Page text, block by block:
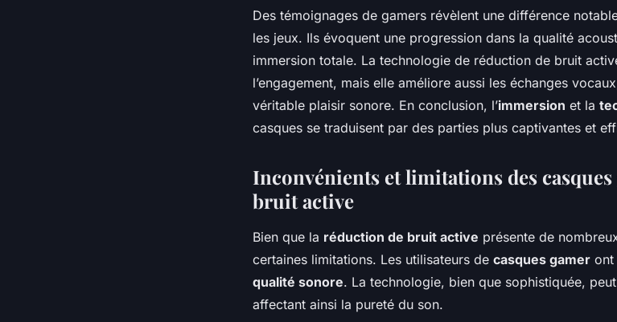
Des témoignages de gamers révèlent une différence
les jeux. Ils évoquent une progression dans la qualité
immersion totale. La technologie de réduction de bruit
l’engagement, mais elle améliore aussi les échanges
véritable plaisir sonore. En conclusion, l’immersion et la
casques se traduisent par des parties plus captivantes et
Inconvénients et limitations des
bruit active
Bien que la réduction de bruit active présente de
certaines limitations. Les utilisateurs de casques gamer ont
qualité sonore. La technologie, bien que sophistiquée,
affectant ainsi la pureté du son.